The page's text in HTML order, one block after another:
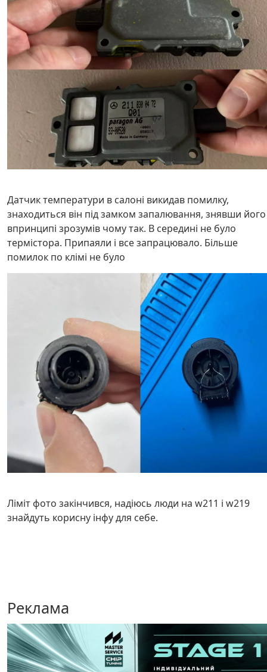
Датчик температури в салоні викидав помилку,
знаходиться він під замком запалювання, знявши його
впринципі зрозумів чому так. В середині не було
термістора. Припаяли і все запрацювало. Більше
помилок по клімі не було
Ліміт фото закінчився, надіюсь люди на w211 i w219
знайдуть корисну інфу для себе.
Реклама